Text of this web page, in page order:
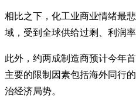
相比之下，化工业商业情绪最
域，受到全球供给过剩、利
此外，约两成制造商预计今年
主要的限制因素包括海外同行
治经济局势。